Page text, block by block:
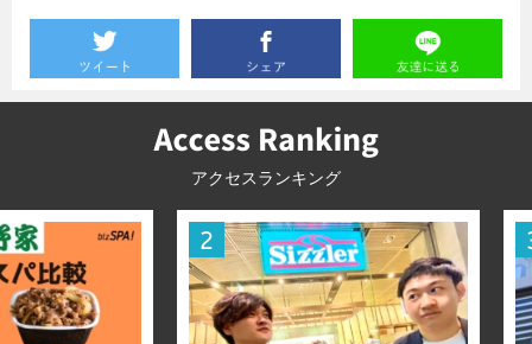
アクセスランキング